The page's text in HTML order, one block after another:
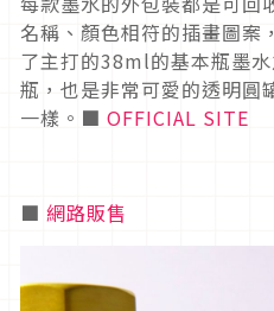
名稱、顏色相符的插畫圖案
了主打的38ml的基本瓶墨
瓶，也是非常可愛的透明圓
一樣。■ OFFICIAL SITE
■ 網路販售